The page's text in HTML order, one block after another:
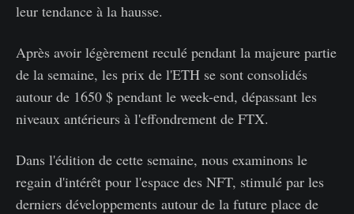
leur tendance à la hausse.
Après avoir légèrement reculé pendant la majeure partie
de la semaine, les prix de l'ETH se sont consolidés
autour de 1650 $ pendant le week-end, dépassant les
niveaux antérieurs à l'effondrement de FTX.
Dans l'édition de cette semaine, nous examinons le
regain d'intérêt pour l'espace des NFT, stimulé par les
derniers développements autour de la future place de